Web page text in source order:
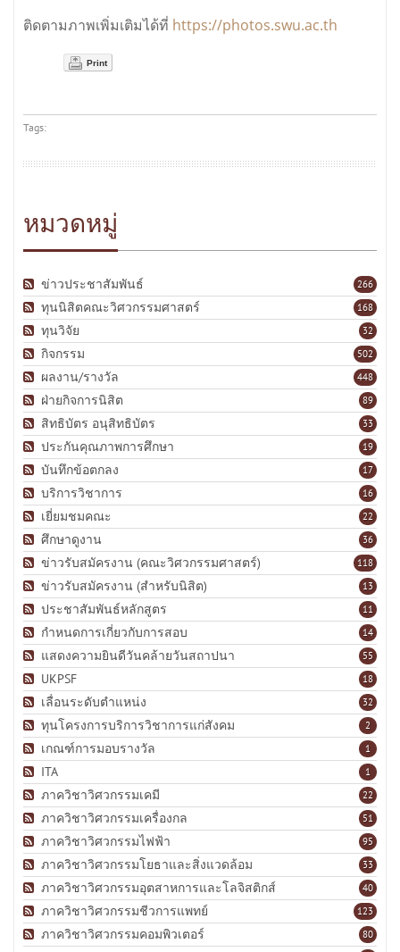
ติดตามภาพเพิ่มเติมได้ที่ https://photos.swu.ac.th
Print
Tags:
หมวดหมู่
266
ข่าวประชาสัมพันธ์
168
ทุนนิสิตคณะวิศวกรรมศาสตร์
32
ทุนวิจัย
502
กิจกรรม
448
ผลงาน/รางวัล
89
ฝ่ายกิจการนิสิต
33
สิทธิบัตร อนุสิทธิบัตร
19
ประกันคุณภาพการศึกษา
17
บันทึกข้อตกลง
16
บริการวิชาการ
22
เยี่ยมชมคณะ
36
ศึกษาดูงาน
118
ข่าวรับสมัครงาน (คณะวิศวกรรมศาสตร์)
13
ข่าวรับสมัครงาน (สำหรับนิสิต)
11
ประชาสัมพันธ์หลักสูตร
14
กำหนดการเกี่ยวกับการสอบ
55
แสดงความยินดีวันคล้ายวันสถาปนา
18
UKPSF
32
เลื่อนระดับตำแหน่ง
2
ทุนโครงการบริการวิชาการแก่สังคม
1
เกณฑ์การมอบรางวัล
1
ITA
22
ภาควิชาวิศวกรรมเคมี
51
ภาควิชาวิศวกรรมเครื่องกล
95
ภาควิชาวิศวกรรมไฟฟ้า
33
ภาควิชาวิศวกรรมโยธาและสิ่งแวดล้อม
40
ภาควิชาวิศวกรรมอุตสาหการและโลจิสติกส์
123
ภาควิชาวิศวกรรมชีวการแพทย์
80
ภาควิชาวิศวกรรมคอมพิวเตอร์